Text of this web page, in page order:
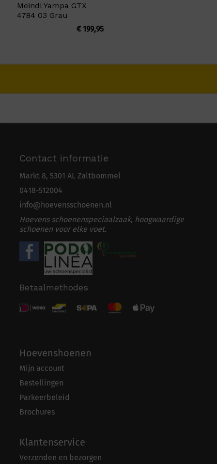
Meindl Yampa GTX
4784 03 Grau
€199,95
Contact informatie
Markt 8, 5301 AL Zaltbommel
0418-512004
info@hoevensschoenen.nl
Hoevens schoenenspeciaalzaak, hoogwaardige
schoenen voor elke voet.
Betaalmethodes
Hoevenshoenen
Mijn account
Bestellingen
Parkeerbeleid
Brochures
Klantenservice
Verzenden en bezorgen